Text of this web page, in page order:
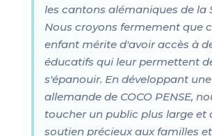
les cantons alémaniques de la
Nous croyons fermement que
enfant mérite d'avoir accès à
éducatifs qui leur permettent
s'épanouir. En développant
allemande de COCO PENSE,
toucher un public plus large et
soutien précieux aux familles